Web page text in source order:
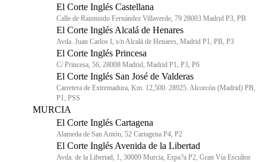
El Corte Inglés Castellana
Calle de Raimundo Fernández Villaverde, 79 28003 Madrid P3, PB
El Corte Inglés Alcalá de Henares
Avda. Juan Carlos I, s/n Alcalá de Henares, Madrid P1, PB, P3
El Corte Inglés Princesa
C/ Princesa, 56, 28008 Madrid, Madrid P1, P3, P6
El Corte Inglés San José de Valderas
Carretera de Extremadura, Km. 12,500. 28925. Alcorcón (Madrid) PB,
P1, PSS
MURCIA
El Corte Inglés Cartagena
Alameda de San Antón, 52 Cartagena P4, P2
El Corte Inglés Avenida de la Libertad
Avda. de la Libertad, 1, 30009 Murcia, Espa?a P2, Gran Vía Escultor